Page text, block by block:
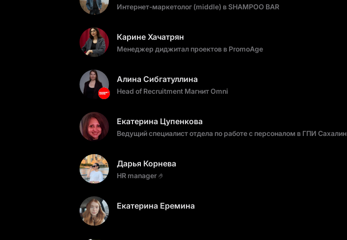
Интернет-маркетолог (middle) в SHAMPOO BAR
Карине Хачатрян
Менеджер диджитал проектов в PromoAge
Алина Сибгатуллина
Head of Recruitment Магнит Omni
Екатерина Цупенкова
Ведущий специалист отдела по работе с персоналом в ГПИ Сахалин
Дарья Корнева
HR manager 🤌
Екатерина Еремина